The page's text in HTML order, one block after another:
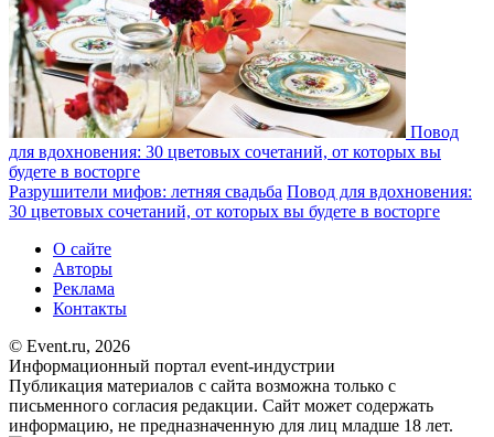
Повод
для вдохновения: 30 цветовых сочетаний, от которых вы
будете в восторге
Разрушители мифов: летняя свадьба Повод для вдохновения:
30 цветовых сочетаний, от которых вы будете в восторге
О сайте
Авторы
Реклама
Контакты
© Event.ru, 2026
Информационный портал event-индустрии
Публикация материалов с сайта возможна только с
письменного согласия редакции. Сайт может содержать
информацию, не предназначенную для лиц младше 18 лет.